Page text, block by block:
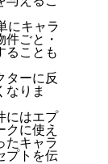
にキャラ
ごと・
ることも
ターに反
なりま
にはエプ
クに使え
たキャラ
プトを伝